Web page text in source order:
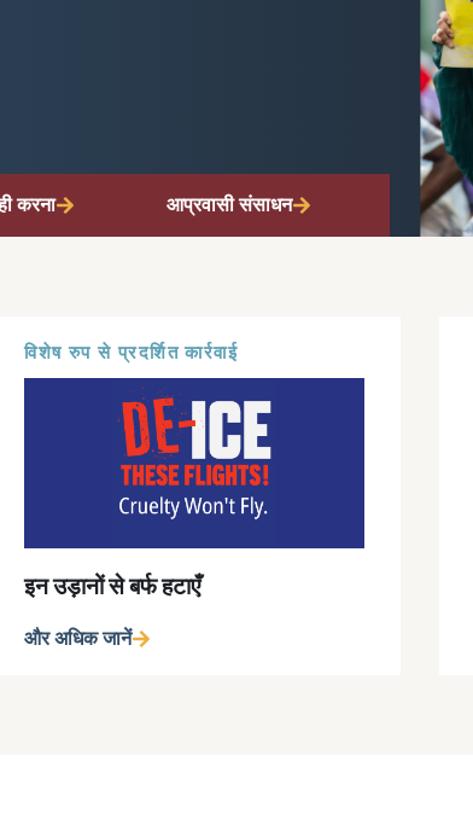
करना आप्रवासी संसाधन
विशेष रुप से प्रदर्शित कार्रवाई
इन उड़ानों से बर्फ हटाएँ
और अधिक जानें